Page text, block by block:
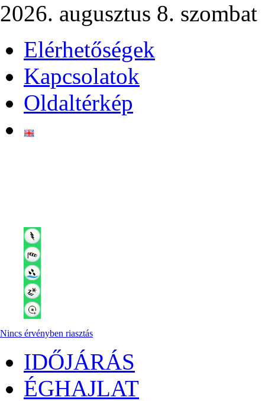
2026. augusztus 8. szombat
Elérhetőségek
Kapcsolatok
Oldaltérkép
Nincs érvényben riasztás
IDŐJÁRÁS
ÉGHAJLAT